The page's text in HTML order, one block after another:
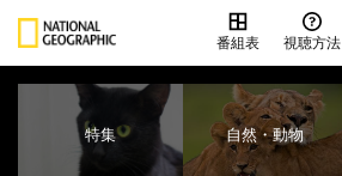
番組表 視聴方法
特集 自然・動物